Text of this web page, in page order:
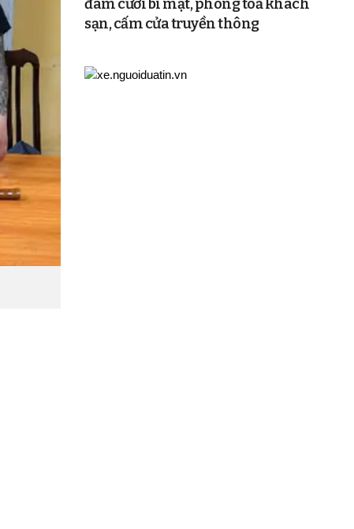
đám cưới bí mật, phong toả khách
sạn, cấm cửa truyền thông